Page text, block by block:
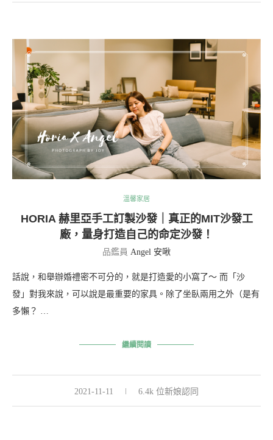
溫馨家居
HORIA 赫里亞手工訂製沙發｜真正的MIT沙發工
廠，量身打造自己的命定沙發！
品鑑員 Angel 安啾
話說，和舉辦婚禮密不可分的，就是打造愛的小窩了～ 而「沙
發」對我來說，可以說是最重要的家具。除了坐臥兩用之外（是有
多懶？ …
繼續閱讀
2021-11-11 6.4k 位新娘認同